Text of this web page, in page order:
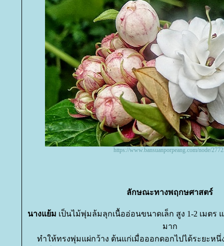
https://www.bansuanporpeang.com/node/
ลักษณะทางพฤกษศาสตร์
นางแย้ม เป็นไม้พุ่มล้มลุกเนื้ออ่อนขนาดเล็ก สูง 1-2 เมตร
มาก
ทำให้ทรงพุ่มแผ่กว้าง ต้นแก่เมื่อออกดอกไปได้ระยะห